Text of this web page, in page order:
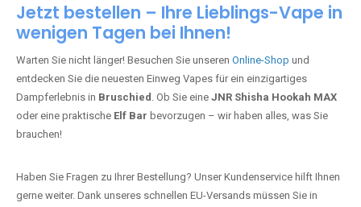
Jetzt bestellen – Ihre Lieblings-Vape in
wenigen Tagen bei Ihnen!
Warten Sie nicht länger! Besuchen Sie unseren Online-Shop und
entdecken Sie die neuesten Einweg Vapes für ein einzigartiges
Dampferlebnis in Bruschied . Ob Sie eine JNR Shisha Hookah MAX
oder eine praktische Elf Bar bevorzugen – wir haben alles, was Sie
brauchen!
Haben Sie Fragen zu Ihrer Bestellung? Unser Kundenservice hilft Ihnen
gerne weiter. Dank unseres schnellen EU-Versands müssen Sie in